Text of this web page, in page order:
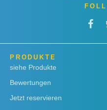
PRODUKTE
siehe Produkte
Bewertungen
Jetzt reservieren